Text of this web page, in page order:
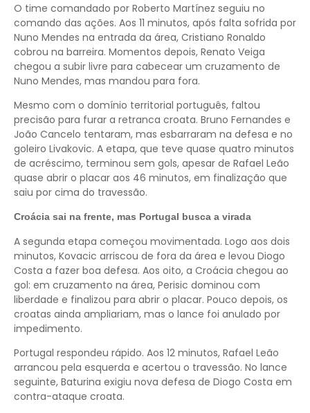
O time comandado por Roberto Martínez seguiu no
comando das ações. Aos 11 minutos, após falta sofrida por
Nuno Mendes na entrada da área, Cristiano Ronaldo
cobrou na barreira. Momentos depois, Renato Veiga
chegou a subir livre para cabecear um cruzamento de
Nuno Mendes, mas mandou para fora.
Mesmo com o domínio territorial português, faltou
precisão para furar a retranca croata. Bruno Fernandes e
João Cancelo tentaram, mas esbarraram na defesa e no
goleiro Livakovic. A etapa, que teve quase quatro minutos
de acréscimo, terminou sem gols, apesar de Rafael Leão
quase abrir o placar aos 46 minutos, em finalização que
saiu por cima do travessão.
Croácia sai na frente, mas Portugal busca a virada
A segunda etapa começou movimentada. Logo aos dois
minutos, Kovacic arriscou de fora da área e levou Diogo
Costa a fazer boa defesa. Aos oito, a Croácia chegou ao
gol: em cruzamento na área, Perisic dominou com
liberdade e finalizou para abrir o placar. Pouco depois, os
croatas ainda ampliariam, mas o lance foi anulado por
impedimento.
Portugal respondeu rápido. Aos 12 minutos, Rafael Leão
arrancou pela esquerda e acertou o travessão. No lance
seguinte, Baturina exigiu nova defesa de Diogo Costa em
contra-ataque croata.